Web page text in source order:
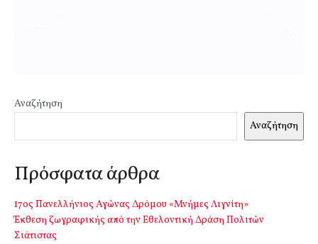
Αναζήτηση
Αναζήτηση
Πρόσφατα άρθρα
17ος Πανελλήνιος Αγώνας Δρόμου «Μνήμες Λιγνίτη»
Έκθεση ζωγραφικής από την Εθελοντική Δράση Πολιτών
Σιάτιστας